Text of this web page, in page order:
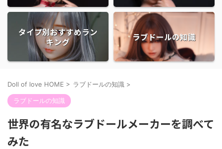
タイプ別おすすめラン
キング
ラブドールの知識
Doll of love HOME > ラブドールの知識 >
ラブドールの知識
世界の有名なラブドールメーカーを調べて
みた